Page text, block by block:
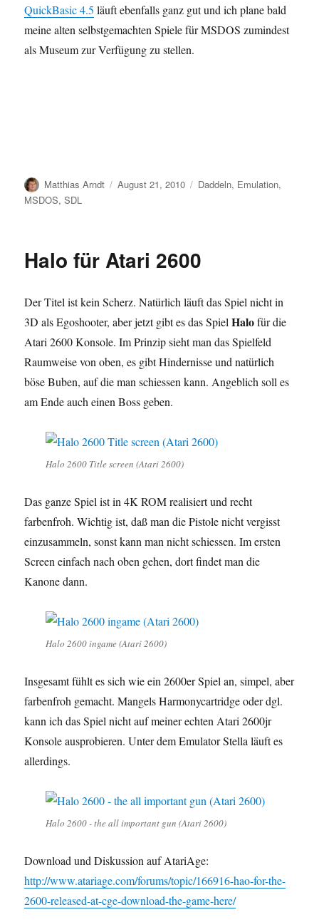
QuickBasic 4.5 läuft ebenfalls ganz gut und ich plane bald
meine alten selbstgemachten Spiele für MSDOS zumindest
als Museum zur Verfügung zu stellen.
Author
Matthias Arndt
Posted
August 21, 2010 Categories
Daddeln, Emulation,
MSDOS,SDL
Halo für Atari 2600
Der Titel ist kein Scherz. Natürlich läuft das Spiel nicht in
3D als Egoshooter, aber jetzt gibt es das SpielHalofür die
Atari 2600 Konsole. Im Prinzip sieht man das Spielfeld
Raumweise von oben, es gibt Hindernisse und natürlich
böse Buben, auf die man schiessen kann. Angeblich soll es
am Ende auch einen Boss geben.
Halo 2600 Title screen (Atari 2600)
Das ganze Spiel ist in 4K ROM realisiert und recht
farbenfroh. Wichtig ist, daß man die Pistole nicht vergisst
einzusammeln, sonst kann man nicht schiessen. Im ersten
Screen einfach nach oben gehen, dort findet man die
Kanone dann.
Halo 2600 ingame (Atari 2600)
Insgesamt fühlt es sich wie ein 2600er Spiel an, simpel, aber
farbenfroh gemacht. Mangels Harmonycartridge oder dgl.
kann ich das Spiel nicht auf meiner echten Atari 2600jr
Konsole ausprobieren. Unter dem Emulator Stella läuft es
allerdings.
Halo 2600 - the all important gun (Atari 2600)
Download und Diskussion auf AtariAge:
http://www.atariage.com/forums/topic/166916-hao-for-the-
2600-released-at-cge-download-the-game-here/